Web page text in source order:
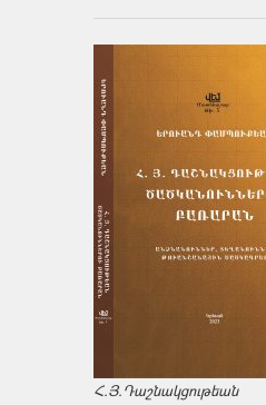
Հ.Յ.Դաշնակցութեան